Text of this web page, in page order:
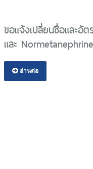
ขอแจ้งเปลี่ยนชื่อและอั
และ
อ่านต่อ